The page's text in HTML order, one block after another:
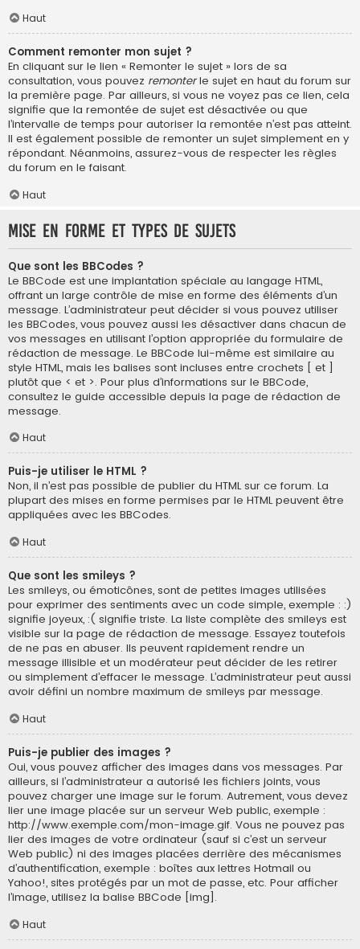
Haut
Comment remonter mon sujet ?
En cliquant sur le lien « Remonter le sujet » lors de sa
consultation, vous pouvez remonterle sujet en haut du forum sur
la première page. Par ailleurs, si vous ne voyez pas ce lien, cela
signifie que la remontée de sujet est désactivée ou que
l’intervalle de temps pour autoriser la remontée n’est pas atteint.
Il est également possible de remonter un sujet simplement en y
répondant. Néanmoins, assurez-vous de respecter les règles
du forum en le faisant.
Haut
Mise en forme et types de sujets
Que sont les BBCodes ?
Le BBCode est une implantation spéciale au langage HTML,
offrant un large contrôle de mise en forme des éléments d’un
message. L’administrateur peut décider si vous pouvez utiliser
les BBCodes, vous pouvez aussi les désactiver dans chacun de
vos messages en utilisant l’option appropriée du formulaire de
rédaction de message. Le BBCode lui-même est similaire au
style HTML, mais les balises sont incluses entre crochets [ et ]
plutôt que < et >. Pour plus d’informations sur le BBCode,
consultez le guide accessible depuis la page de rédaction de
message.
Haut
Puis-je utiliser le HTML ?
Non, il n’est pas possible de publier du HTML sur ce forum. La
plupart des mises en forme permises par le HTML peuvent être
appliquées avec les BBCodes.
Haut
Que sont les smileys ?
Les smileys, ou émoticônes, sont de petites images utilisées
pour exprimer des sentiments avec un code simple, exemple : :)
signifie joyeux, :( signifie triste. La liste complète des smileys est
visible sur la page de rédaction de message. Essayez toutefois
de ne pas en abuser. Ils peuvent rapidement rendre un
message illisible et un modérateur peut décider de les retirer
ou simplement d’effacer le message. L’administrateur peut aussi
avoir défini un nombre maximum de smileys par message.
Haut
Puis-je publier des images ?
Oui, vous pouvez afficher des images dans vos messages. Par
ailleurs, si l’administrateur a autorisé les fichiers joints, vous
pouvez charger une image sur le forum. Autrement, vous devez
lier une image placée sur un serveur Web public, exemple :
http://www.exemple.com/mon-image.gif. Vous ne pouvez pas
lier des images de votre ordinateur (sauf si c’est un serveur
Web public) ni des images placées derrière des mécanismes
d’authentification, exemple : boîtes aux lettres Hotmail ou
Yahoo!, sites protégés par un mot de passe, etc. Pour afficher
l’image, utilisez la balise BBCode [img].
Haut